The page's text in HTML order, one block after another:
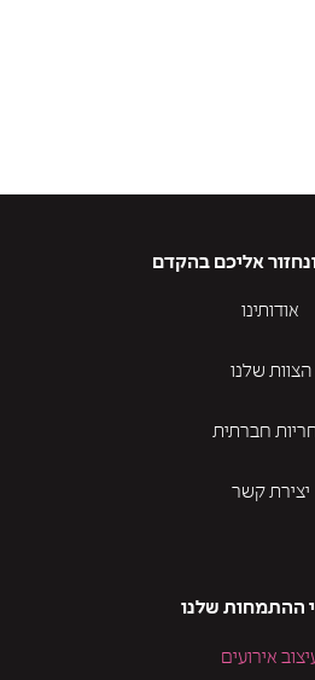
אליכם בהקדם
אודותינו
הצוות שלנו
חברתית
יצירת קשר
ההתמחות שלנו
אירועים